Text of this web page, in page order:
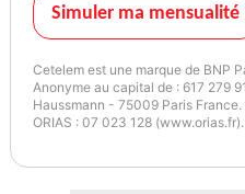
Couleur
NOIR
Vignette Crit’Air
Simuler ma mensualité
Cetelem est une marque de BNP
Anonyme au capital de : 617 279
Haussmann - 75009 Paris
ORIAS : 07 023 128 (www.orias.fr).